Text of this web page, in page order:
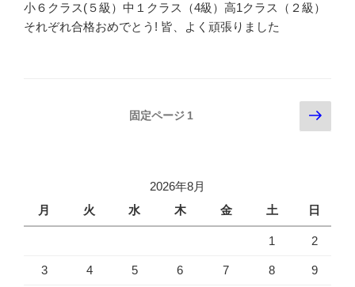
小６クラス(５級）中１クラス（4級）高1クラス（２級）
それぞれ合格おめでとう! 皆、よく頑張りました
送
固定ページ 1
次
の
2026年8月
月
火 水 木 金 土 日
1 2
3 4 5 6 7 8 9